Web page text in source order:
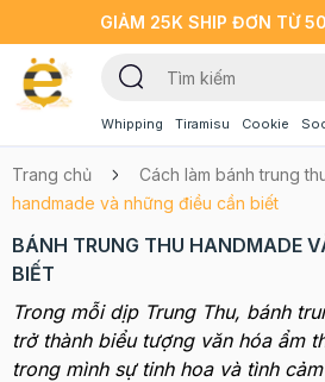
GIẢM 25K SHIP ĐƠN TỪ
Whipping Tiramisu Cookie
Trang chủ Cách làm bánh trung
handmade và những điều cần biết
BÁNH TRUNG THU HANDMADE
BIẾT
Trong mỗi dịp Trung Thu, bánh
trở thành biểu tượng văn hóa ẩm
trong mình sự tinh hoa và tình